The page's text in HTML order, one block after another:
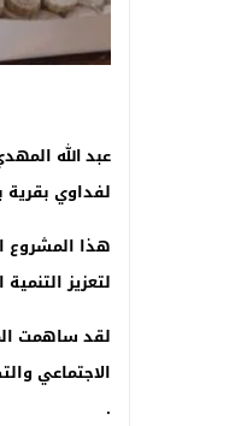
عبد الله
لفداوي
لتعزيز التنمية
لقد ساهمت
.